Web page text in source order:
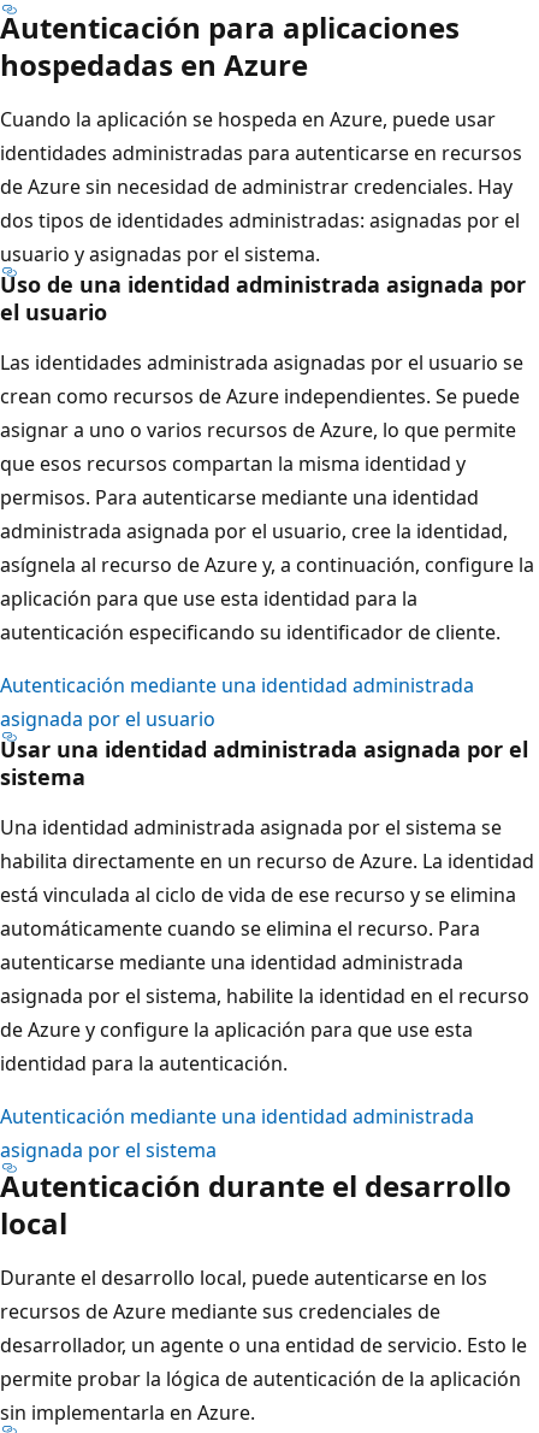
Autenticación para aplicaciones
hospedadas en Azure
Cuando la aplicación se hospeda en Azure, puede usar
identidades administradas para autenticarse en recursos
de Azure sin necesidad de administrar credenciales. Hay
dos tipos de identidades administradas: asignadas por el
usuario y asignadas por el sistema.
Uso de una identidad administrada asignada por
el usuario
Las identidades administrada asignadas por el usuario se
crean como recursos de Azure independientes. Se puede
asignar a uno o varios recursos de Azure, lo que permite
que esos recursos compartan la misma identidad y
permisos. Para autenticarse mediante una identidad
administrada asignada por el usuario, cree la identidad,
asígnela al recurso de Azure y, a continuación, configure la
aplicación para que use esta identidad para la
autenticación especificando su identificador de cliente.
Autenticación mediante una identidad administrada
asignada por el usuario
Usar una identidad administrada asignada por el
sistema
Una identidad administrada asignada por el sistema se
habilita directamente en un recurso de Azure. La identidad
está vinculada al ciclo de vida de ese recurso y se elimina
automáticamente cuando se elimina el recurso. Para
autenticarse mediante una identidad administrada
asignada por el sistema, habilite la identidad en el recurso
de Azure y configure la aplicación para que use esta
identidad para la autenticación.
Autenticación mediante una identidad administrada
asignada por el sistema
Autenticación durante el desarrollo
local
Durante el desarrollo local, puede autenticarse en los
recursos de Azure mediante sus credenciales de
desarrollador, un agente o una entidad de servicio. Esto le
permite probar la lógica de autenticación de la aplicación
sin implementarla en Azure.